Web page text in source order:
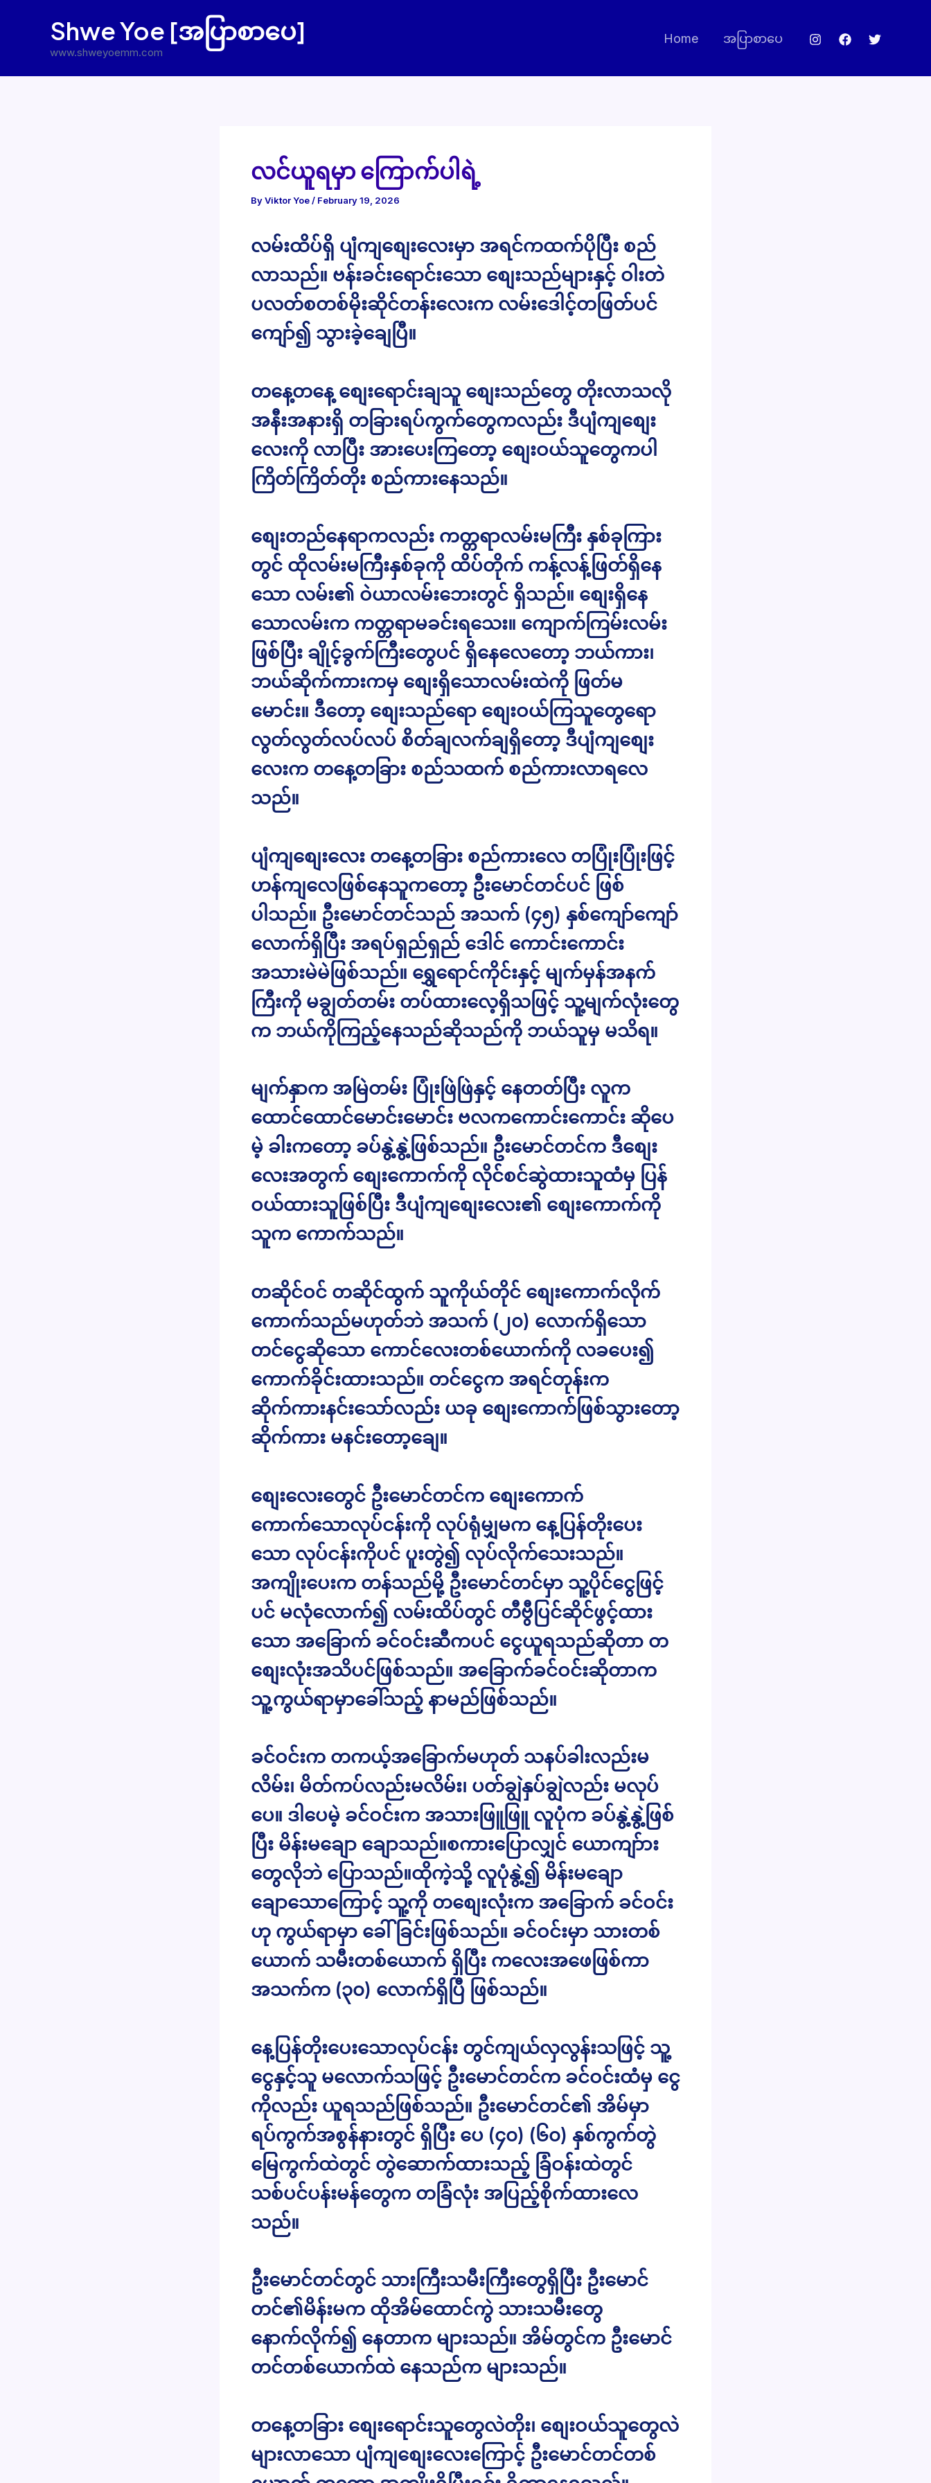
Shwe Yoe [အပြာစာပေ]
www.shweyoemm.com
Home အပြာစာပေ
လင်ယူရမှာ ကြောက်ပါရဲ့
ByViktor Yoe/ February 19, 2026
လမ်းထိပ်ရှိ ပျံကျစျေးလေးမှာ အရင်ကထက်ပိုပြီး စည်
လာသည်။ ဗန်းခင်းရောင်းသော စျေးသည်များနှင့် ဝါးတဲ
ပလတ်စတစ်မိုးဆိုင်တန်းလေးက လမ်းဒေါင့်တဖြတ်ပင်
ကျော်၍ သွားခဲ့ချေပြီ။
တနေ့တနေ့ စျေးရောင်းချသူ စျေးသည်တွေ တိုးလာသလို
အနီးအနားရှိ တခြားရပ်ကွက်တွေကလည်း ဒီပျံကျစျေး
လေးကို လာပြီး အားပေးကြတော့ စျေးဝယ်သူတွေကပါ
ကြိတ်ကြိတ်တိုး စည်ကားနေသည်။
စျေးတည်နေရာကလည်း ကတ္တရာလမ်းမကြီး နှစ်ခုကြား
တွင် ထိုလမ်းမကြီးနှစ်ခုကို ထိပ်တိုက် ကန့်လန့်ဖြတ်ရှိနေ
သော လမ်း၏ ဝဲယာလမ်းဘေးတွင် ရှိသည်။ စျေးရှိနေ
သောလမ်းက ကတ္တရာမခင်းရသေး။ ကျောက်ကြမ်းလမ်း
ဖြစ်ပြီး ချိုင့်ခွက်ကြီးတွေပင် ရှိနေလေတော့ ဘယ်ကား၊
ဘယ်ဆိုက်ကားကမှ စျေးရှိသောလမ်းထဲကို ဖြတ်မ
မောင်း။ ဒီတော့ စျေးသည်ရော စျေးဝယ်ကြသူတွေရော
လွတ်လွတ်လပ်လပ် စိတ်ချလက်ချရှိတော့ ဒီပျံကျစျေး
လေးက တနေ့တခြား စည်သထက် စည်ကားလာရလေ
သည်။
ပျံကျစျေးလေး တနေ့တခြား စည်ကားလေ တပြုံးပြုံးဖြင့်
ဟန်ကျလေဖြစ်နေသူကတော့ ဦးမောင်တင်ပင် ဖြစ်
ပါသည်။ ဦးမောင်တင်သည် အသက် (၄၅) နှစ်ကျော်ကျော်
လောက်ရှိပြီး အရပ်ရှည်ရှည် ဒေါင် ကောင်းကောင်း
အသားမဲမဲဖြစ်သည်။ ရွှေရောင်ကိုင်းနှင့် မျက်မှန်အနက်
ကြီးကို မချွတ်တမ်း တပ်ထားလေ့ရှိသဖြင့် သူ့မျက်လုံးတွေ
က ဘယ်ကိုကြည့်နေသည်ဆိုသည်ကို ဘယ်သူမှ မသိရ။
မျက်နှာက အမြဲတမ်း ပြုံးဖြဲဖြဲနှင့် နေတတ်ပြီး လူက
ထောင်ထောင်မောင်းမောင်း ဗလကကောင်းကောင်း ဆိုပေ
မဲ့ ခါးကတော့ ခပ်နွဲ့နွဲ့ဖြစ်သည်။ ဦးမောင်တင်က ဒီစျေး
လေးအတွက် စျေးကောက်ကို လိုင်စင်ဆွဲထားသူထံမှ ပြန်
ဝယ်ထားသူဖြစ်ပြီး ဒီပျံကျစျေးလေး၏ စျေးကောက်ကို
သူက ကောက်သည်။
တဆိုင်ဝင် တဆိုင်ထွက် သူကိုယ်တိုင် စျေးကောက်လိုက်
ကောက်သည်မဟုတ်ဘဲ အသက် (၂၀) လောက်ရှိသော
တင်ငွေဆိုသော ကောင်လေးတစ်ယောက်ကို လခပေး၍
ကောက်ခိုင်းထားသည်။ တင်ငွေက အရင်တုန်းက
ဆိုက်ကားနင်းသော်လည်း ယခု စျေးကောက်ဖြစ်သွားတော့
ဆိုက်ကား မနင်းတော့ချေ။
စျေးလေးတွေင် ဦးမောင်တင်က စျေးကောက်
ကောက်သောလုပ်ငန်းကို လုပ်ရုံမျှမက နေ့ပြန်တိုးပေး
သော လုပ်ငန်းကိုပင် ပူးတွဲ၍ လုပ်လိုက်သေးသည်။
အကျိုးပေးက တန်သည်မို့ ဦးမောင်တင်မှာ သူ့ပိုင်ငွေဖြင့်
ပင် မလုံလောက်၍ လမ်းထိပ်တွင် တီဗွီပြင်ဆိုင်ဖွင့်ထား
သော အခြောက် ခင်ဝင်းဆီကပင် ငွေယူရသည်ဆိုတာ တ
စျေးလုံးအသိပင်ဖြစ်သည်။ အခြောက်ခင်ဝင်းဆိုတာက
သူ့ကွယ်ရာမှာခေါ်သည့် နာမည်ဖြစ်သည်။
ခင်ဝင်းက တကယ့်အခြောက်မဟုတ် သနပ်ခါးလည်းမ
လိမ်း၊ မိတ်ကပ်လည်းမလိမ်း၊ ပတ်ချွဲနှပ်ချွဲလည်း မလုပ်
ပေ။ ဒါပေမဲ့ ခင်ဝင်းက အသားဖြူဖြူ လူပုံက ခပ်နွဲ့နွဲ့ဖြစ်
ပြီး မိန်းမချော ချောသည်။စကားပြောလျှင် ယောကျာ်ား
တွေလိုဘဲ ပြောသည်။ထိုကဲ့သို့ လူပုံနွဲ့၍ မိန်းမချော
ချောသောကြောင့် သူ့ကို တစျေးလုံးက အခြောက် ခင်ဝင်း
ဟု ကွယ်ရာမှာ ခေါ်ခြင်းဖြစ်သည်။ ခင်ဝင်းမှာ သားတစ်
ယောက် သမီးတစ်ယောက် ရှိပြီး ကလေးအဖေဖြစ်ကာ
အသက်က (၃၀) လောက်ရှိပြီ ဖြစ်သည်။
နေ့ပြန်တိုးပေးသောလုပ်ငန်း တွင်ကျယ်လှလွန်းသဖြင့် သူ့
ငွေနှင့်သူ မလောက်သဖြင့် ဦးမောင်တင်က ခင်ဝင်းထံမှ ငွေ
ကိုလည်း ယူရသည်ဖြစ်သည်။ ဦးမောင်တင်၏ အိမ်မှာ
ရပ်ကွက်အစွန်နားတွင် ရှိပြီး ပေ (၄၀) (၆၀) နှစ်ကွက်တွဲ
မြေကွက်ထဲတွင် တွဲဆောက်ထားသည့် ခြံဝန်းထဲတွင်
သစ်ပင်ပန်းမန်တွေက တခြံလုံး အပြည့်စိုက်ထားလေ
သည်။
ဦးမောင်တင်တွင် သားကြီးသမီးကြီးတွေရှိပြီး ဦးမောင်
တင်၏မိန်းမက ထိုအိမ်ထောင်ကွဲ သားသမီးတွေ
နောက်လိုက်၍ နေတာက များသည်။ အိမ်တွင်က ဦးမောင်
တင်တစ်ယောက်ထဲ နေသည်က များသည်။
တနေ့တခြား စျေးရောင်းသူတွေလဲတိုး၊ စျေးဝယ်သူတွေလဲ
များလာသော ပျံကျစျေးလေးကြောင့် ဦးမောင်တင်တစ်